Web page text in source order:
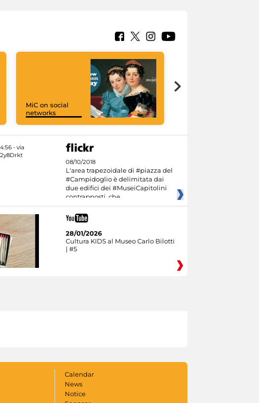
MiC on social
networks
08/10/2018
L'area trapezoidale di #piazza del
#Campidoglio è delimitata dai
due edifici dei #MuseiCapitolini
contrapposti, che
28/01/2026
Cultura KIDS al Museo Carlo Bilotti
| #5
Calendar
News
Notice